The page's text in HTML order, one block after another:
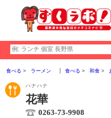
食べる ラーメン 食べる 和食
ハナハナ
花華
0263-73-9908